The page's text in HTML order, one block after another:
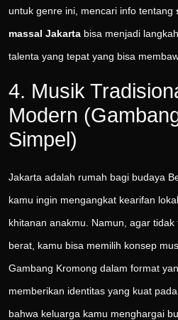
untuk genre ini, mencari info tentang
massal Jakarta bisa menjadi
talenta yang tepat yang bisa
4. Musik
Modern
Simpel)
Jakarta adalah rumah bagi budaya
kamu ingin mengangkat kearifan
khitanan anakmu. Namun, agar
berat, kamu bisa memilih konsep
Gambang Kromong dalam format
memberikan identitas yang kuat
bahwa keluarga kamu menghargai